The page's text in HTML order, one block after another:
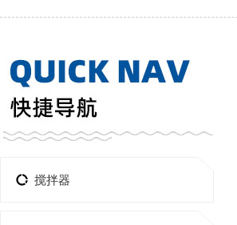
搅拌器